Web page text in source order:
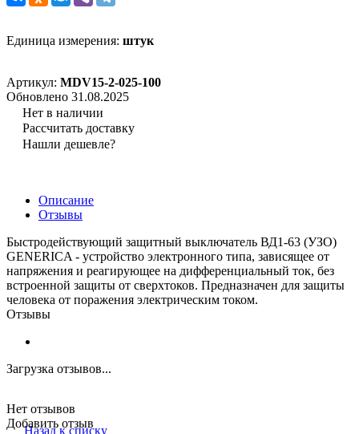
Единица измерения: штук
Артикул: MDV15-2-025-100
Обновлено 31.08.2025
Нет в наличии
Рассчитать доставку
Нашли дешевле?
Описание
Отзывы
Быстродействующий защитный выключатель ВД1-63 (УЗО)
GENERICA - устройство электронного типа, зависящее от
напряжения и реагирующее на дифференциальный ток, без
встроенной защиты от сверхтоков. Предназначен для защиты
человека от поражения электрическим током.
Отзывы
Загрузка отзывов...
Нет отзывов
Добавить отзыв
Назад к списку